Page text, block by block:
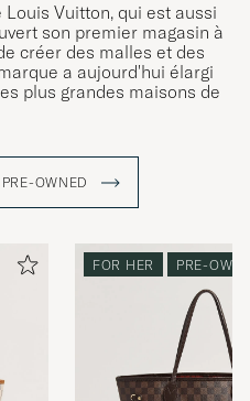
Vuitton, qui est aussi
son premier magasin à
créer des malles et des
a aujourd'hui élargi
plus grandes maisons de
de nombreux modèles
depuis des
end "Keepall". Le
pléthore de designs
reconnaissable.
OWNED
FOR HER PRE-